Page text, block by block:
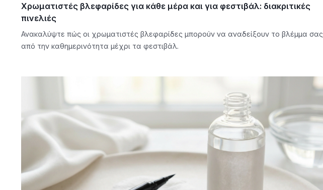
Χρωματιστές βλεφαρίδες για κάθε μέρα και για φεστιβάλ: διακριτικές
πινελιές
Ανακαλύψτε πώς οι χρωματιστές βλεφαρίδες μπορούν να αναδείξουν το βλέμμα σας,
από την καθημερινότητα μέχρι τα φεστιβάλ.